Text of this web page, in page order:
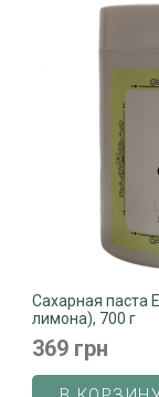
Сахарная паста
лимона), 700 г
369 грн